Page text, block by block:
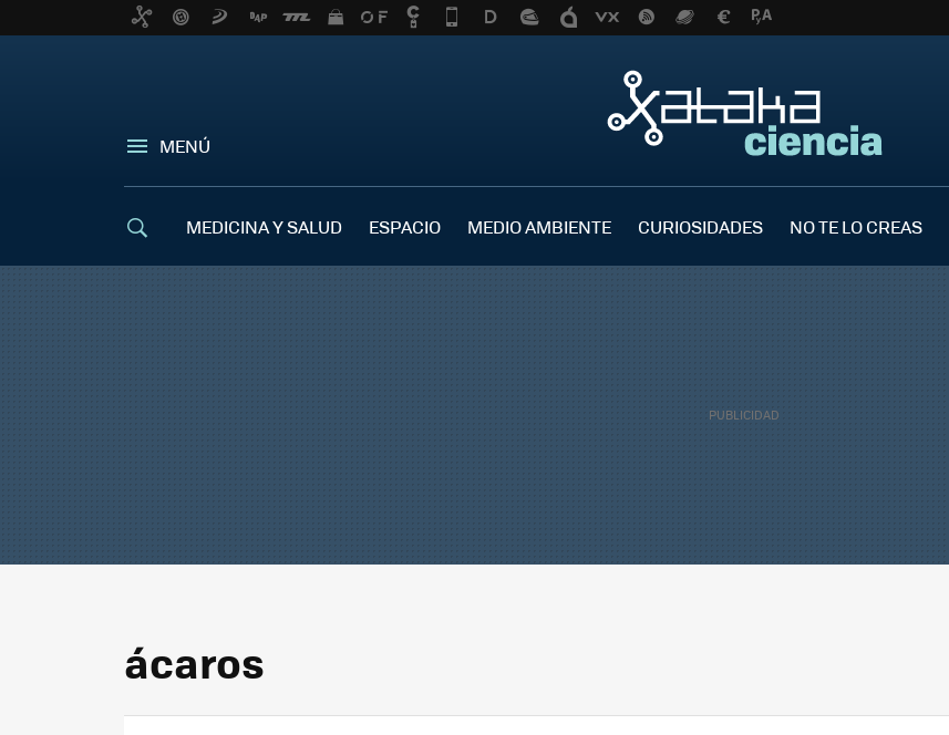
MENÚ
MEDICINA Y SALUD ESPACIO MEDIO AMBIENTE CURIOSIDADES NO TE LO CREAS
ácaros